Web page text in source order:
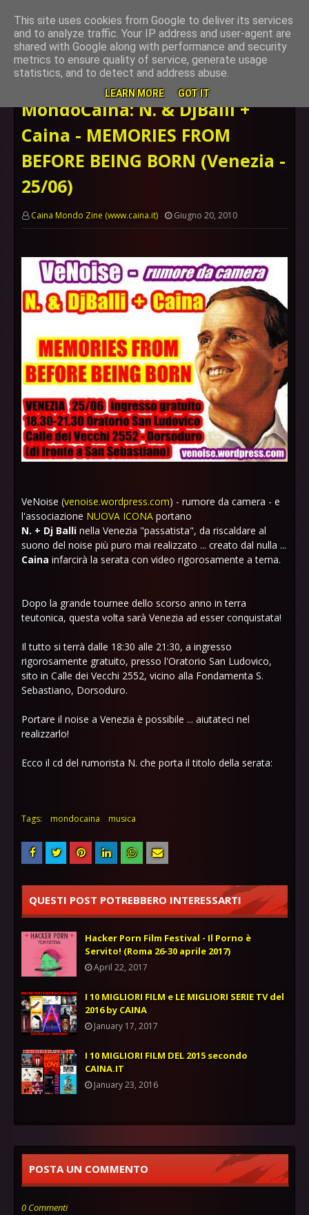
Home page musica MondoCaina: N. & DjBalli + Caina - MEMORIES
FROM BEFORE BEING BORN (Venezia - 25/06)
MondoCaina: N. & DjBalli +
Caina - MEMORIES FROM
BEFORE BEING BORN (Venezia -
25/06)
Caina Mondo Zine (www.caina.it) Giugno 20, 2010
VeNoise (venoise.wordpress.com) - rumore da camera - e
l'associazione NUOVA ICONA portano
N. + Dj Balli nella Venezia "passatista", da riscaldare al
suono del noise più puro mai realizzato ... creato dal nulla ...
Caina infarcirà la serata con video rigorosamente a tema.
Dopo la grande tournee dello scorso anno in terra
teutonica, questa volta sarà Venezia ad esser conquistata!
Il tutto si terrà dalle 18:30 alle 21:30, a ingresso
rigorosamente gratuito, presso l'Oratorio San Ludovico,
sito in Calle dei Vecchi 2552, vicino alla Fondamenta S.
Sebastiano, Dorsoduro.
Portare il noise a Venezia è possibile ... aiutateci nel
realizzarlo!
Ecco il cd del rumorista N. che porta il titolo della serata:
Tags: mondocaina musica
QUESTI POST POTREBBERO INTERESSARTI
Hacker Porn Film Festival - Il Porno è
Servito! (Roma 26-30 aprile 2017)
April 22, 2017
I 10 MIGLIORI FILM e LE MIGLIORI SERIE TV del
2016 by CAINA
January 17, 2017
I 10 MIGLIORI FILM DEL 2015 secondo
CAINA.IT
January 23, 2016
POSTA UN COMMENTO
0 Commenti
This site uses cookies from Google to deliver its services
and to analyze traffic. Your IP address and user-agent are
shared with Google along with performance and security
metrics to ensure quality of service, generate usage
statistics, and to detect and address abuse.
LEARN MORE GOT IT